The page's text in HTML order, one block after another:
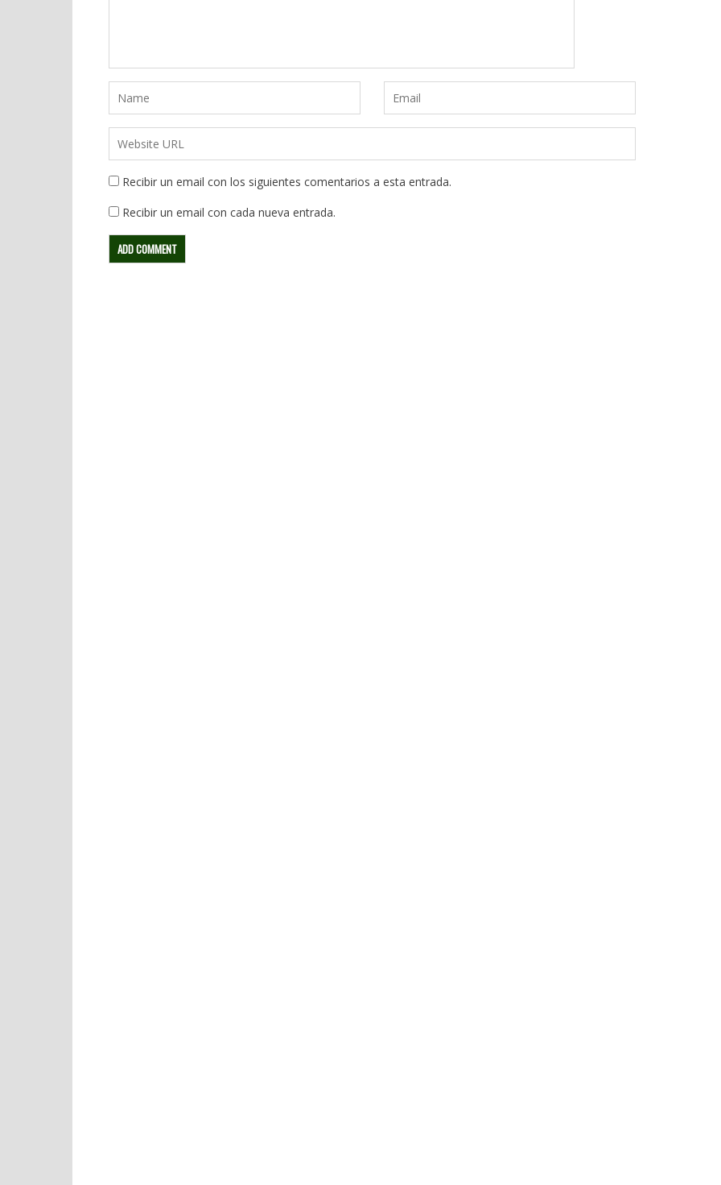
Recibir un email con los siguientes comentarios a esta entrada.
Recibir un email con cada nueva entrada.